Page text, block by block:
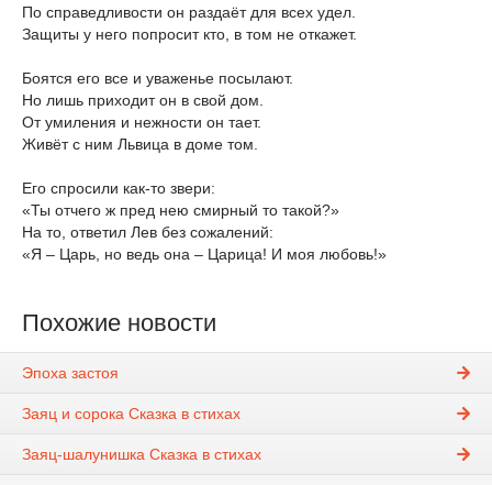
По справедливости он раздаёт для всех удел.
Защиты у него попросит кто, в том не откажет.
Боятся его все и уваженье посылают.
Но лишь приходит он в свой дом.
От умиления и нежности он тает.
Живёт с ним Львица в доме том.
Его спросили как-то звери:
«Ты отчего ж пред нею смирный то такой?»
На то, ответил Лев без сожалений:
«Я – Царь, но ведь она – Царица! И моя любовь!»
Похожие новости
Эпоха застоя
Заяц и сорока Сказка в стихах
Заяц-шалунишка Сказка в стихах